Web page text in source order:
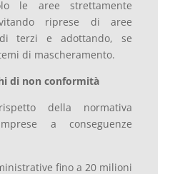
le aree strettamente
riprese di aree
terzi e adottando, se
di mascheramento.
di non conformità
della normativa
a conseguenze
fino a 20 milioni